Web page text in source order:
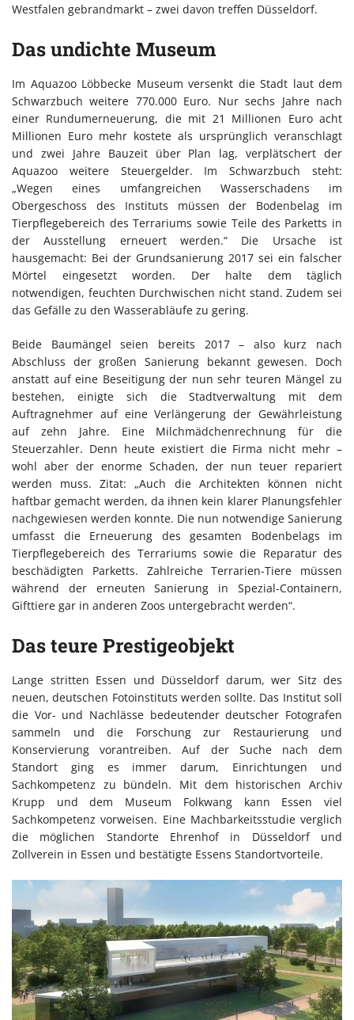
Westfalen gebrandmarkt – zwei davon treffen Düsseldorf.
Das undichte Museum
Im Aquazoo Löbbecke Museum versenkt die Stadt laut dem
Schwarzbuch weitere 770.000 Euro. Nur sechs Jahre nach
einer Rundumerneuerung, die mit 21 Millionen Euro acht
Millionen Euro mehr kostete als ursprünglich veranschlagt
und zwei Jahre Bauzeit über Plan lag, verplätschert der
Aquazoo weitere Steuergelder. Im Schwarzbuch steht:
„Wegen eines umfangreichen Wasserschadens im
Obergeschoss des Instituts müssen der Bodenbelag im
Tierpflegebereich des Terrariums sowie Teile des Parketts in
der Ausstellung erneuert werden.“ Die Ursache ist
hausgemacht: Bei der Grundsanierung 2017 sei ein falscher
Mörtel eingesetzt worden. Der halte dem täglich
notwendigen, feuchten Durchwischen nicht stand. Zudem sei
das Gefälle zu den Wasserabläufe zu gering.
Beide Baumängel seien bereits 2017 – also kurz nach
Abschluss der großen Sanierung bekannt gewesen. Doch
anstatt auf eine Beseitigung der nun sehr teuren Mängel zu
bestehen, einigte sich die Stadtverwaltung mit dem
Auftragnehmer auf eine Verlängerung der Gewährleistung
auf zehn Jahre. Eine Milchmädchenrechnung für die
Steuerzahler. Denn heute existiert die Firma nicht mehr –
wohl aber der enorme Schaden, der nun teuer repariert
werden muss. Zitat: „Auch die Architekten können nicht
haftbar gemacht werden, da ihnen kein klarer Planungsfehler
nachgewiesen werden konnte. Die nun notwendige Sanierung
umfasst die Erneuerung des gesamten Bodenbelags im
Tierpflegebereich des Terrariums sowie die Reparatur des
beschädigten Parketts. Zahlreiche Terrarien-Tiere müssen
während der erneuten Sanierung in Spezial-Containern,
Gifttiere gar in anderen Zoos untergebracht werden“.
Das teure Prestigeobjekt
Lange stritten Essen und Düsseldorf darum, wer Sitz des
neuen, deutschen Fotoinstituts werden sollte. Das Institut soll
die Vor- und Nachlässe bedeutender deutscher Fotografen
sammeln und die Forschung zur Restaurierung und
Konservierung vorantreiben. Auf der Suche nach dem
Standort ging es immer darum, Einrichtungen und
Sachkompetenz zu bündeln. Mit dem historischen Archiv
Krupp und dem Museum Folkwang kann Essen viel
Sachkompetenz vorweisen. Eine Machbarkeitsstudie verglich
die möglichen Standorte Ehrenhof in Düsseldorf und
Zollverein in Essen und bestätigte Essens Standortvorteile.